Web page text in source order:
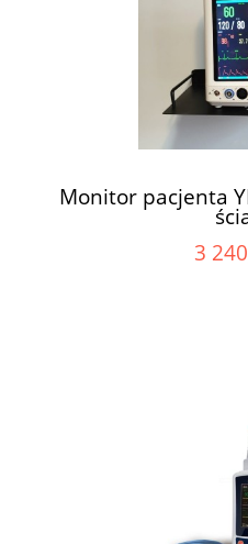
Monitor pacjenta
3